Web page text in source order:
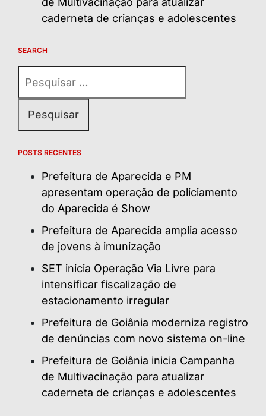
caderneta de crianças e adolescentes
SEARCH
por:
POSTS RECENTES
Prefeitura de Aparecida e PM
apresentam operação de policiamento
do Aparecida é Show
Prefeitura de Aparecida amplia acesso
de jovens à imunização
SET inicia Operação Via Livre para
intensificar fiscalização de
estacionamento irregular
Prefeitura de Goiânia moderniza registro
de denúncias com novo sistema on-line
Prefeitura de Goiânia inicia Campanha
de Multivacinação para atualizar
caderneta de crianças e adolescentes